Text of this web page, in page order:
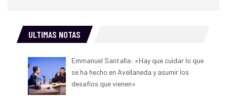
ULTIMAS NOTAS
Emmanuel Santalla: «Hay que cuidar lo que
se ha hecho en Avellaneda y asumir los
desafíos que vienen»